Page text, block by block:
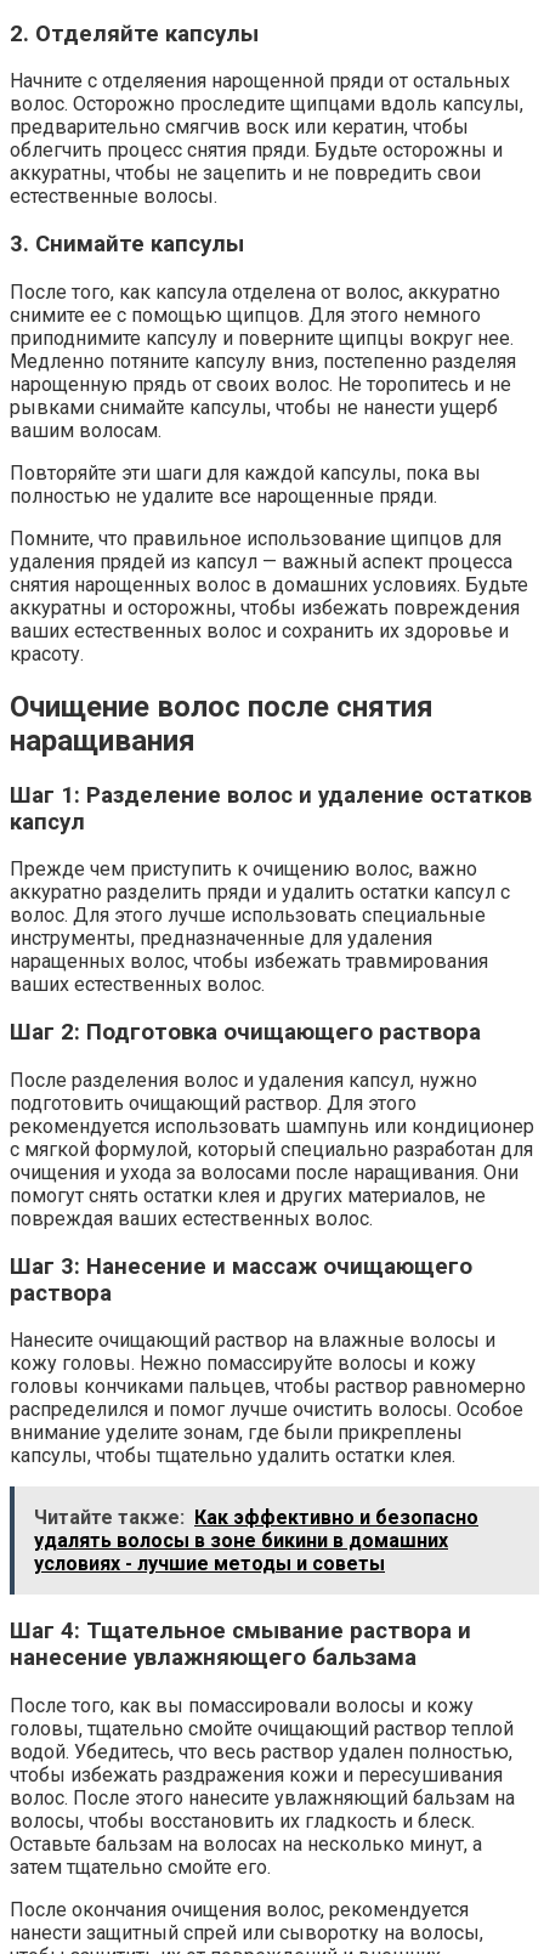
2. Отделяйте капсулы
Начните с отделяения нарощенной пряди от остальных
волос. Осторожно проследите щипцами вдоль капсулы,
предварительно смягчив воск или кератин, чтобы
облегчить процесс снятия пряди. Будьте осторожны и
аккуратны, чтобы не зацепить и не повредить свои
естественные волосы.
3. Снимайте капсулы
После того, как капсула отделена от волос, аккуратно
снимите ее с помощью щипцов. Для этого немного
приподнимите капсулу и поверните щипцы вокруг нее.
Медленно потяните капсулу вниз, постепенно разделяя
нарощенную прядь от своих волос. Не торопитесь и не
рывками снимайте капсулы, чтобы не нанести ущерб
вашим волосам.
Повторяйте эти шаги для каждой капсулы, пока вы
полностью не удалите все нарощенные пряди.
Помните, что правильное использование щипцов для
удаления прядей из капсул — важный аспект процесса
снятия нарощенных волос в домашних условиях. Будьте
аккуратны и осторожны, чтобы избежать повреждения
ваших естественных волос и сохранить их здоровье и
красоту.
Очищение волос после снятия
наращивания
Шаг 1: Разделение волос и удаление остатков
капсул
Прежде чем приступить к очищению волос, важно
аккуратно разделить пряди и удалить остатки капсул с
волос. Для этого лучше использовать специальные
инструменты, предназначенные для удаления
наращенных волос, чтобы избежать травмирования
ваших естественных волос.
Шаг 2: Подготовка очищающего раствора
После разделения волос и удаления капсул, нужно
подготовить очищающий раствор. Для этого
рекомендуется использовать шампунь или кондиционер
с мягкой формулой, который специально разработан для
очищения и ухода за волосами после наращивания. Они
помогут снять остатки клея и других материалов, не
повреждая ваших естественных волос.
Шаг 3: Нанесение и массаж очищающего
раствора
Нанесите очищающий раствор на влажные волосы и
кожу головы. Нежно помассируйте волосы и кожу
головы кончиками пальцев, чтобы раствор равномерно
распределился и помог лучше очистить волосы. Особое
внимание уделите зонам, где были прикреплены
капсулы, чтобы тщательно удалить остатки клея.
Читайте также:
Как эффективно и безопасно
удалять волосы в зоне бикини в домашних
условиях - лучшие методы и советы
Шаг 4: Тщательное смывание раствора и
нанесение увлажняющего бальзама
После того, как вы помассировали волосы и кожу
головы, тщательно смойте очищающий раствор теплой
водой. Убедитесь, что весь раствор удален полностью,
чтобы избежать раздражения кожи и пересушивания
волос. После этого нанесите увлажняющий бальзам на
волосы, чтобы восстановить их гладкость и блеск.
Оставьте бальзам на волосах на несколько минут, а
затем тщательно смойте его.
После окончания очищения волос, рекомендуется
нанести защитный спрей или сыворотку на волосы,